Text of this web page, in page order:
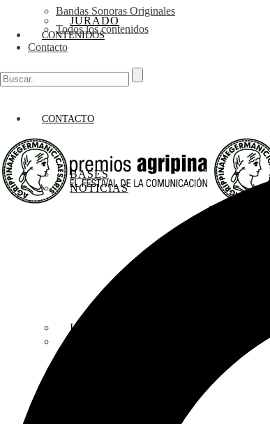
JURADO
BASES
INSCRIPCIONES
CONTENIDOS
NOTICIAS
CONTACTO
Bandas Sonoras Originales
Todos los contenidos
Contacto